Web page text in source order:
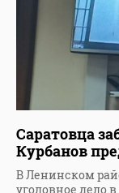
Саратовца
Курбанов
В Ленинском
уголовное дело